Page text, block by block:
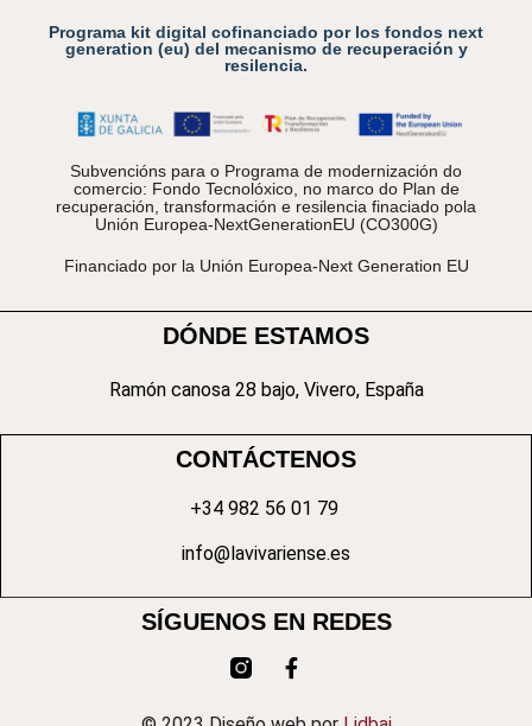
Programa kit digital cofinanciado por los fondos next
generation (eu) del mecanismo de recuperación y
resilencia.
Subvencións para o Programa de modernización do
comercio: Fondo Tecnolóxico, no marco do Plan de
recuperación, transformación e resilencia finaciado pola
Unión Europea-NextGenerationEU (CO300G)
Financiado por la Unión Europea-Next Generation EU
DÓNDE ESTAMOS
Ramón canosa 28 bajo, Vivero, España
CONTÁCTENOS
+34 982 56 01 79
info@lavivariense.es
SÍGUENOS EN REDES